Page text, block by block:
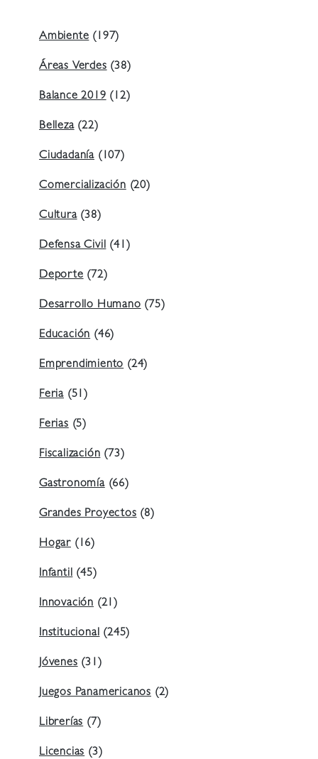
Ambiente (197)
Áreas Verdes (38)
Balance 2019 (12)
Belleza(22)
Ciudadanía (107)
Comercialización (20)
Cultura(38)
Defensa Civil (41)
Deporte (72)
Desarrollo Humano (75)
Educación (46)
Emprendimiento (24)
Feria (51)
Ferias (5)
Fiscalización (73)
Gastronomía(66)
Grandes Proyectos (8)
Hogar (16)
Infantil (45)
Innovación (21)
Institucional (245)
Jóvenes (31)
Juegos Panamericanos (2)
Librerías (7)
Licencias (3)